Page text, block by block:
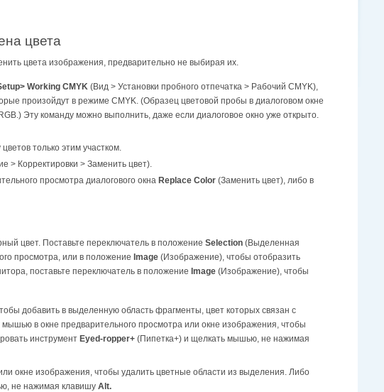
цвета
цвета изображения, предварительно не выбирая их.
Working CMYK(Вид > Установки пробного отпечатка > Рабочий CMYK),
произойдут в режиме CMYK. (Образец цветовой пробы в диалоговом окне
Эту команду можно выполнить, даже если диалоговое окно уже открыто.
только этим участком.
> Корректировки > Заменить цвет).
просмотра диалогового окна Replace Color(Заменить цвет), либо в
цвет. Поставьте переключатель в положение Selection (Выделенная
просмотра, или в положение Image (Изображение), чтобы отобразить
поставьте переключатель в положение Image (Изображение), чтобы
добавить в выделенную область фрагменты, цвет которых связан с
в окне предварительного просмотра или окне изображения, чтобы
инструментEyed-ropper+(Пипетка+) и щелкать мышью, не нажимая
окне изображения, чтобы удалить цветные области из выделения. Либо
не нажимая клавишуAlt.